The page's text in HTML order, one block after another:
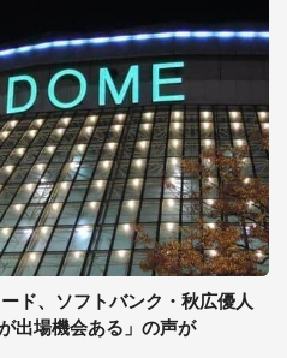
ド、ソフトバンク・秋広優人
出場機会ある」の声が